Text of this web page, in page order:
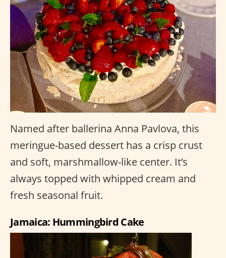
Named after ballerina Anna Pavlova, this
meringue-based dessert has a crisp crust
and soft, marshmallow-like center. It’s
always topped with whipped cream and
fresh seasonal fruit.
Jamaica: Hummingbird Cake